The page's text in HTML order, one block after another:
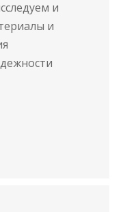
и
и